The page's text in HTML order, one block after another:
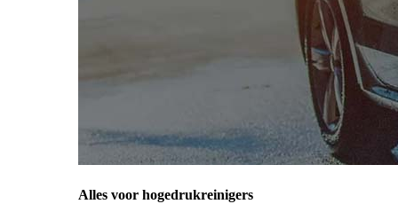
Alles voor hogedrukreinigers